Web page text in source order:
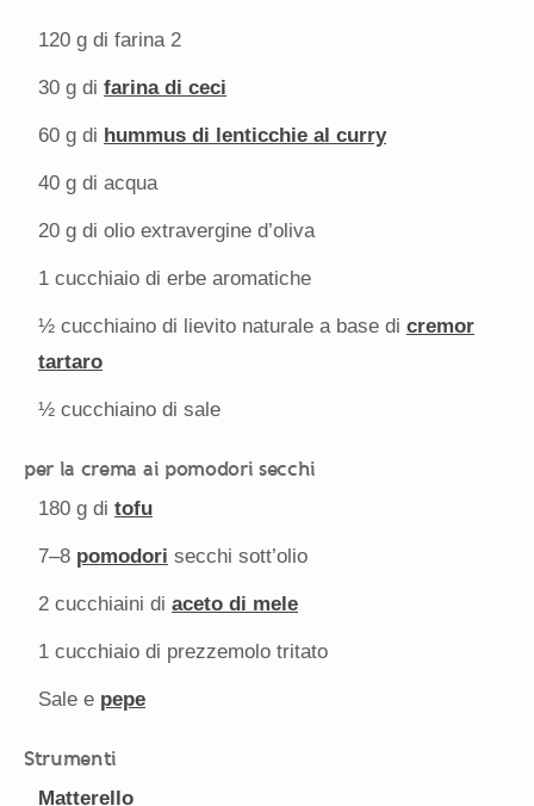
120 g di farina 2
30 g di farina di ceci
60 g di hummus di lenticchie al curry
40 g di acqua
20 g di olio extravergine d’oliva
1 cucchiaio di erbe aromatiche
½ cucchiaino di lievito naturale a base di cremor
tartaro
½ cucchiaino di sale
per la crema ai pomodori secchi
180 g di tofu
7–8 pomodori secchi sott’olio
2 cucchiaini di aceto di mele
1 cucchiaio di prezzemolo tritato
Sale e pepe
Strumenti
Matterello